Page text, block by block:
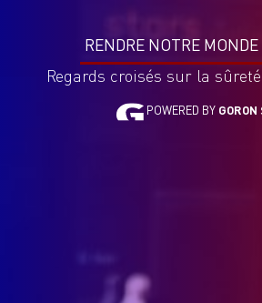
RENDRE NOTRE MONDE
Regards croisés sur la
POWERED BY GORON